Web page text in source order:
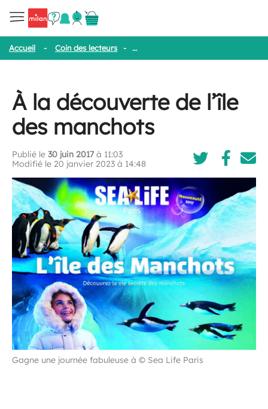
Accueil - Coin des lecteurs - À la découverte de l’île des manchots
À la découverte de l’île
des manchots
Publié le 30 juin 2017 à 11:03
Modifié le 20 janvier 2023 à 14:48
Gagne une journée fabuleuse à © Sea Life Paris